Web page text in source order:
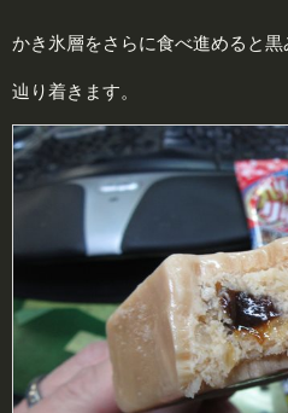
かき氷層をさらに食べ進めると黒
辿り着きます。